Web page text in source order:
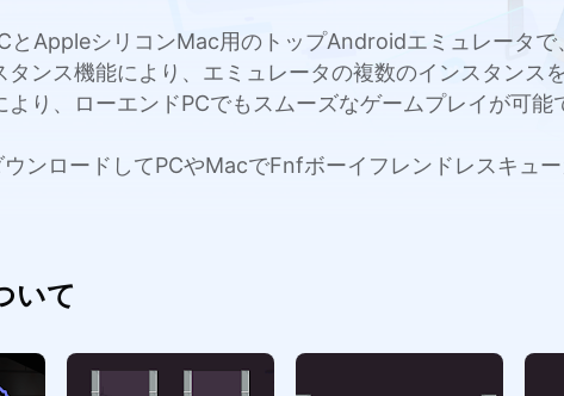
とAppleシリコンMac用のトップAndroidエミュレータ
タンス機能により、エミュレータの複数のインスタン
より、ローエンドPCでもスムーズなゲームプレイが可能
ンロードしてPCやMacでFnfボーイフレンドレスキュ
いて